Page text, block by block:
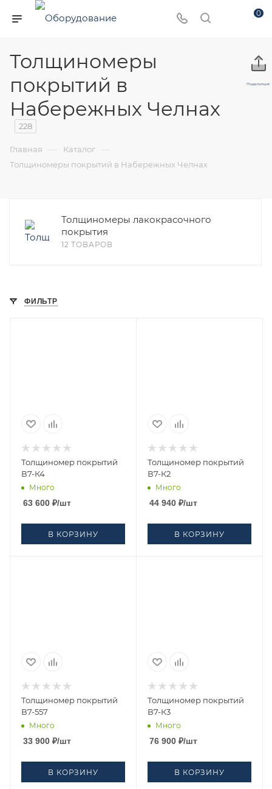
0
Поделиться:
Толщиномеры
покрытий в
Набережных Челнах
228
Главная — Каталог —
Толщиномеры покрытий в Набережных Челнах
Толщиномеры лакокрасочного
покрытия
12 ТОВАРОВ
ФИЛЬТР
Толщиномер покрытий
В7-К4
Много
63 600 ₽/шт
В КОРЗИНУ
Толщиномер покрытий
В7-К2
Много
44 940 ₽/шт
В КОРЗИНУ
Толщиномер покрытий
В7-557
Много
33 900 ₽/шт
В КОРЗИНУ
Толщиномер покрытий
В7-К3
Много
76 900 ₽/шт
В КОРЗИНУ